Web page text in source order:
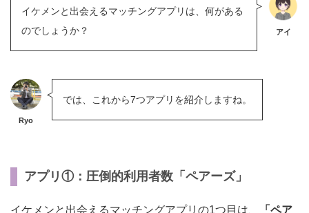
イケメンと出会えるマッチングアプリは、何がある
のでしょうか？
アイ
Ryo
では、これから7つアプリを紹介しますね。
アプリ①：圧倒的利用者数「ペアーズ」
イケメンと出会えるマッチングアプリの1つ目は、
「ペア